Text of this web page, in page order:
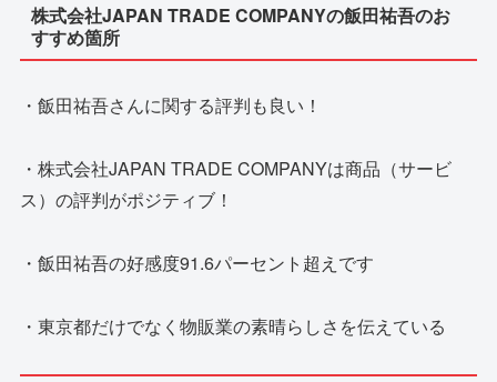
株式会社JAPAN TRADE COMPANYの飯田祐吾のお
すすめ箇所
・飯田祐吾さんに関する評判も良い！
・株式会社JAPAN TRADE COMPANYは商品（サービ
ス）の評判がポジティブ！
・飯田祐吾の好感度91.6パーセント超えです
・東京都だけでなく物販業の素晴らしさを伝えている